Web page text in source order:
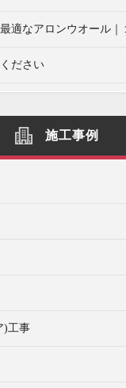
適なアロンウオール｜
ださい
施工事例
)工事